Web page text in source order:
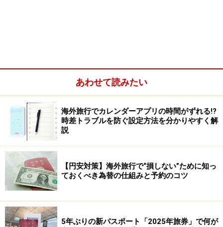
あわせて読みたい
海外旅行でカレンダーアプリの時間がずれる!?
時差トラブルを防ぐ設定方法を分かりやすく解
説
【円安対策】海外旅行で“損しない”ために知っ
ておくべき為替の仕組みと予約のコツ
5年ぶりの新パスポート「2025年旅券」で何が